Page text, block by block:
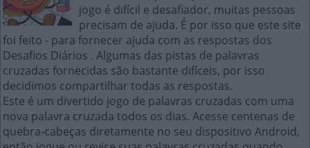
jogo é difícil e desafiador, muitas pessoas
precisam de ajuda. É por isso que este site
foi feito - para fornecer ajuda com as respostas dos
Desafios Diários . Algumas das pistas de palavras
cruzadas fornecidas são bastante difíceis, por isso
decidimos compartilhar todas as respostas.
Este é um divertido jogo de palavras cruzadas com uma
nova palavra cruzada todos os dias. Acesse centenas de
quebra-cabeças diretamente no seu dispositivo Android,